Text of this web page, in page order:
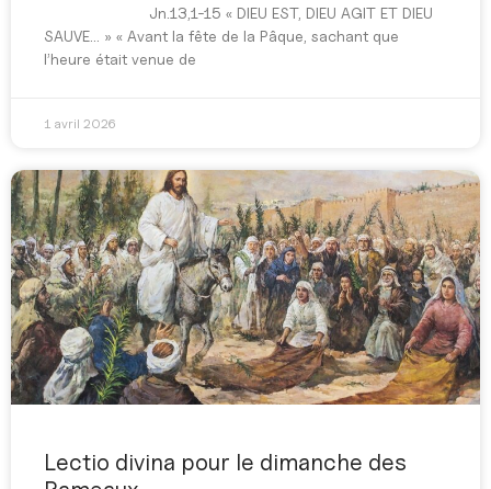
Jn.13,1-15 « DIEU EST, DIEU AGIT ET DIEU
SAUVE… » « Avant la fête de la Pâque, sachant que
l’heure était venue de
1 avril 2026
Lectio divina pour le dimanche des